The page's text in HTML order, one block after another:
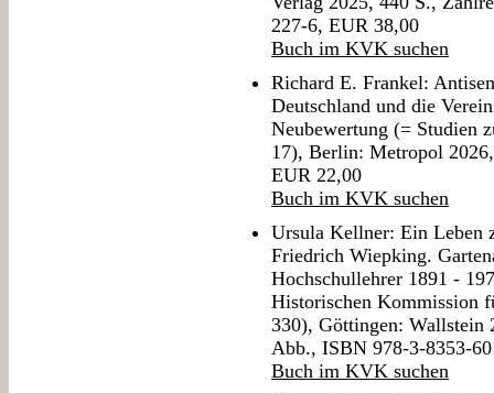
227-6, EUR 38,00
Buch im KVK suchen
Richard E. Frankel:
Deutschland und die
Neubewertung (= Studien
17), Berlin: Metropol
EUR 22,00
Buch im KVK suchen
Ursula Kellner: Ein Leben
Friedrich Wiepking.
Hochschullehrer 1891 -
Historischen Kommission
330), Göttingen: Wallstein
Abb., ISBN 978-3-8353-
Buch im KVK suchen